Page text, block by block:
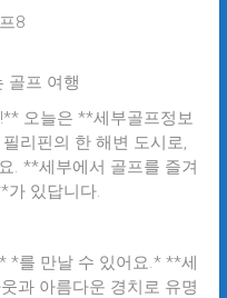
골프 여행
오늘은 **세부골프정보
리핀의 한 해변 도시로,
. **세부에서 골프를 즐겨
가 있답니다.
*를 만날 수 있어요.* **세
과 아름다운 경치로 유명